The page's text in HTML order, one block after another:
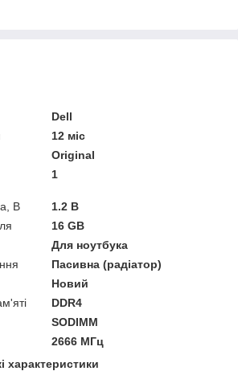
Dell
12 міс
Original
1
В
1.2 В
16 GB
Для ноутбука
Пасивна (радіатор)
Новий
DDR4
SODIMM
2666 МГц
характеристики